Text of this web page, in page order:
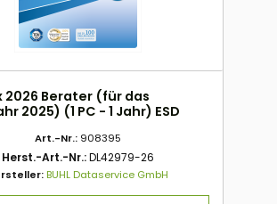
2026 Berater (für das
2025) (1 PC - 1 Jahr) ESD
Art.-Nr.: 908395
Herst.-Art.-Nr.:DL42979-26
BUHL Dataservice GmbH